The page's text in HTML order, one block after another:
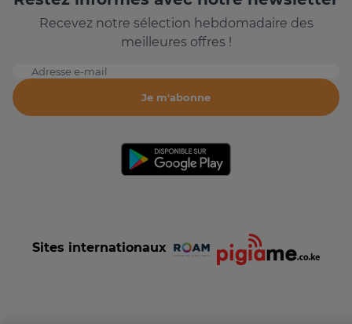
Recevez notre sélection hebdomadaire des
meilleures offres !
Adresse e-mail
Je m'abonne
Sites internationaux